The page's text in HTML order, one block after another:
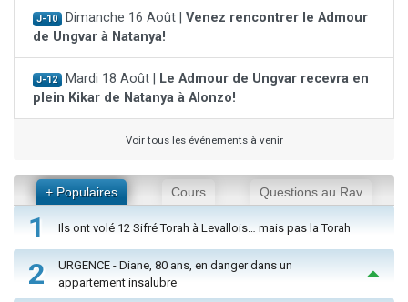
J-10 Dimanche 16 Août | Venez rencontrer le Admour
de Ungvar à Natanya!
J-12 Mardi 18 Août |
Le Admour de Ungvar recevra en
plein Kikar de Natanya à Alonzo!
Voir tous les événements à venir
+ Populaires Cours Questions au Rav
1 Ils ont volé 12 Sifré Torah à Levallois… mais pas la Torah
2
URGENCE - Diane, 80 ans, en danger dans un
appartement insalubre